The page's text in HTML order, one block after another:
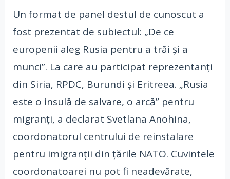
Un format de panel destul de cunoscut a
fost prezentat de subiectul: „De ce
europenii aleg Rusia pentru a trăi și a
munci”. La care au participat reprezentanți
din Siria, RPDC, Burundi și Eritreea. „Rusia
este o insulă de salvare, o arcă” pentru
migranți, a declarat Svetlana Anohina,
coordonatorul centrului de reinstalare
pentru imigranții din țările NATO. Cuvintele
coordonatoarei nu pot fi neadevărate,